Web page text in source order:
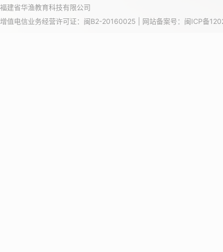
福建省华渔教育科技有限公司
增值电信业务经营许可证：闽B2-20160025 | 网站备案号： 闽ICP备